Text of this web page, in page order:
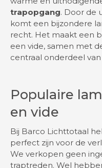
trapopgang. Door de
komt een bijzondere
recht. Het maakt een
een vide, samen met
centraal onderdeel
Populaire
en vide
Bij Barco Lichttotaal
perfect zijn voor de
We verkopen geen
traptreden. Wel